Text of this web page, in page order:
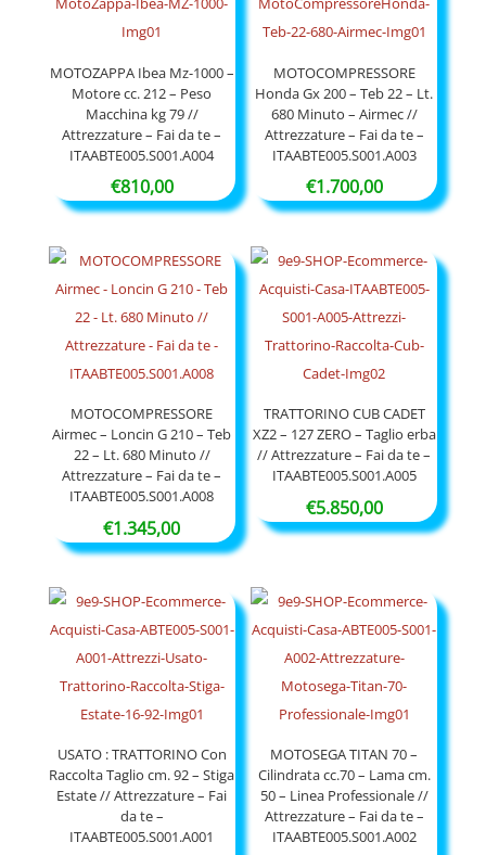
€54,50
MOTOZAPPA Ibea Mz-1000 –
Motore cc. 212 – Peso
Macchina kg 79 //
Attrezzature – Fai da te –
ITAABTE005.S001.A004
€810,00
MOTOCOMPRESSORE
Honda Gx 200 – Teb 22 – Lt.
680 Minuto – Airmec //
Attrezzature – Fai da te –
ITAABTE005.S001.A003
€1.700,00
MOTOCOMPRESSORE
Airmec – Loncin G 210 – Teb
22 – Lt. 680 Minuto //
Attrezzature – Fai da te –
ITAABTE005.S001.A008
€1.345,00
TRATTORINO CUB CADET
XZ2 – 127 ZERO – Taglio erba
// Attrezzature – Fai da te –
ITAABTE005.S001.A005
€5.850,00
USATO : TRATTORINO Con
Raccolta Taglio cm. 92 – Stiga
Estate // Attrezzature – Fai
da te –
ITAABTE005.S001.A001
MOTOSEGA TITAN 70 –
Cilindrata cc.70 – Lama cm.
50 – Linea Professionale //
Attrezzature – Fai da te –
ITAABTE005.S001.A002